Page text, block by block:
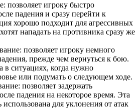
позволяет игроку быстро
падения и сразу перейти к
хорошо подходит для агрессивных
нападать на противника сразу же
позволяет игроку немного
прежде чем вернуться к бою.
в ситуациях, когда нужно
или подумать о следующем ходе.
позволяет задержать
падения на некоторое время. Эта
для уклонения от атак